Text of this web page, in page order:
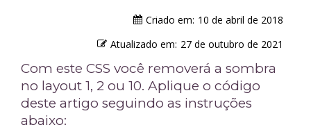
Criado em: 10 de abril de 2018
Atualizado em: 27 de outubro de 2021
Com este CSS você removerá a sombra
no layout 1, 2 ou 10. Aplique o código
deste artigo seguindo as instruções
abaixo: